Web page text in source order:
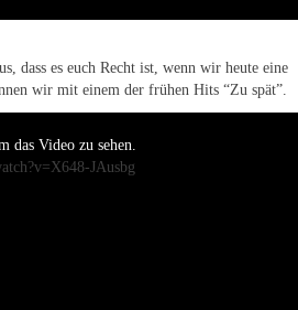
dass es euch Recht ist, wenn wir heute eine
wir mit einem der frühen Hits “Zu spät”.
das Video zu sehen.
JAusbg